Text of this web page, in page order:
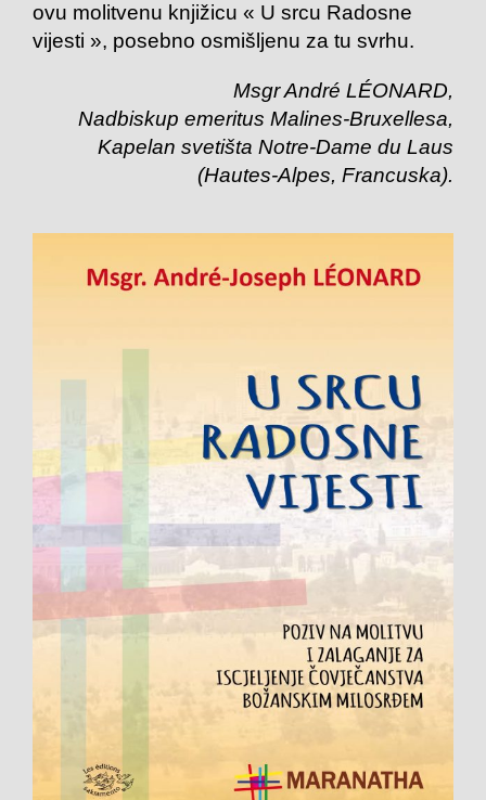
ovu molitvenu knjižicu « U srcu Radosne
vijesti », posebno osmišljenu za tu svrhu.
Msgr André LÉONARD,
Nadbiskup emeritus Malines-Bruxellesa,
Kapelan svetišta Notre-Dame du Laus
(Hautes-Alpes, Francuska).